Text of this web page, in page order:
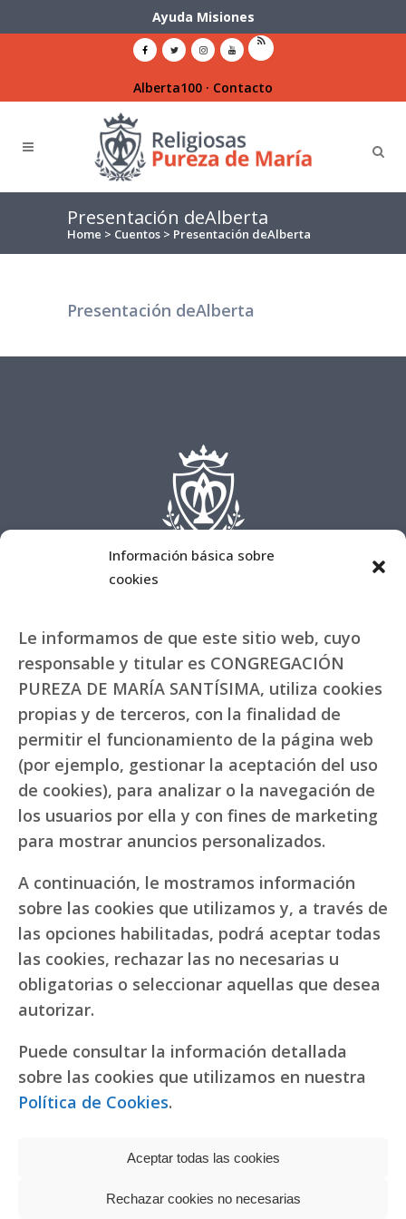
Información básica sobre
cookies
Le informamos de que este sitio web, cuyo
responsable y titular es CONGREGACIÓN
PUREZA DE MARÍA SANTÍSIMA, utiliza cookies
propias y de terceros, con la finalidad de
permitir el funcionamiento de la página web
(por ejemplo, gestionar la aceptación del uso
de cookies), para analizar o la navegación de
los usuarios por ella y con fines de marketing
para mostrar anuncios personalizados.
A continuación, le mostramos información
sobre las cookies que utilizamos y, a través de
las opciones habilitadas, podrá aceptar todas
las cookies, rechazar las no necesarias u
obligatorias o seleccionar aquellas que desea
autorizar.
Puede consultar la información detallada
sobre las cookies que utilizamos en nuestra
Política de Cookies.
Aceptar todas las cookies
Rechazar cookies no necesarias
Ayuda Misiones
Alberta100 · Contacto
Presentación deAlberta
Home > Cuentos > Presentación deAlberta
Presentación deAlberta